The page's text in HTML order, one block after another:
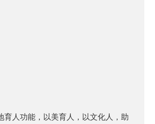
人功能，以美育人，以文化人，助